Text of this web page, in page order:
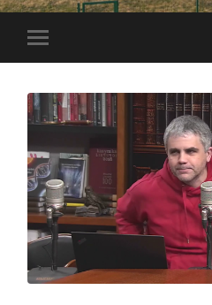
Toggle
mobile